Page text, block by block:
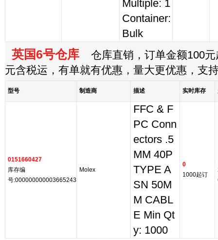
Multiple: 1
Container:
Bulk
英国6号仓库 仓库直销，订单金额100元
元含税运，有单就有优惠，量大更优惠，支
型号 制造商 描述 实时库存
0151660427
库存编
号:000000000003665243
Molex
FFC & F
PC Conn
ectors .5
MM 40P
TYPE A
SN 50M
M CABL
E Min Qt
y: 1000
0
1000起订